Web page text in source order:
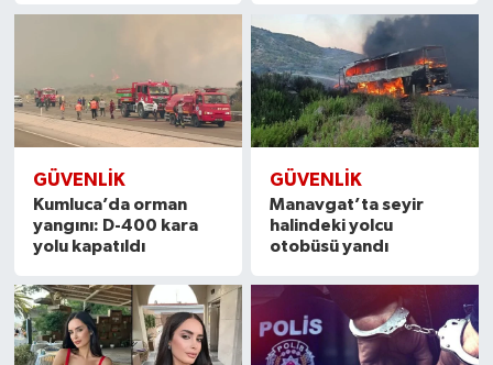
GÜVENLIK
Kumluca’da orman
yangını: D-400 kara
yolu kapatıldı
GÜVENLIK
Manavgat’ta seyir
halindeki yolcu
otobüsü yandı